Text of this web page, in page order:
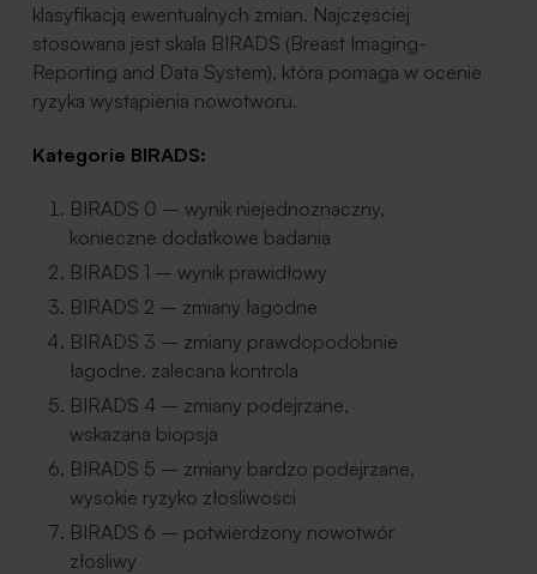
klasyfikacją ewentualnych zmian. Najczęściej
stosowana jest skala BIRADS (Breast Imaging-
Reporting and Data System), która pomaga w ocenie
ryzyka wystąpienia nowotworu.
Kategorie BIRADS:
BIRADS 0 – wynik niejednoznaczny,
konieczne dodatkowe badania
BIRADS 1 – wynik prawidłowy
BIRADS 2 – zmiany łagodne
BIRADS 3 – zmiany prawdopodobnie
łagodne, zalecana kontrola
BIRADS 4 – zmiany podejrzane,
wskazana biopsja
BIRADS 5 – zmiany bardzo podejrzane,
wysokie ryzyko złośliwości
BIRADS 6 – potwierdzony nowotwór
złośliwy